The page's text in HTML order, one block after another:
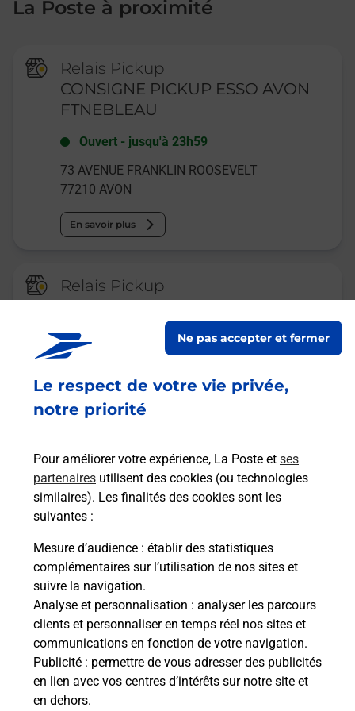
Le respect de votre vie privée,
notre priorité
Pour améliorer votre expérience, La Poste et ses
partenaires utilisent des cookies (ou technologies
similaires). Les finalités des cookies sont les
suivantes :
Mesure d’audience : établir des statistiques
complémentaires sur l’utilisation de nos sites et
suivre la navigation.
Analyse et personnalisation : analyser les parcours
clients et personnaliser en temps réel nos sites et
communications en fonction de votre navigation.
Publicité : permettre de vous adresser des publicités
en lien avec vos centres d’intérêts sur notre site et
en dehors.
Ne pas accepter et fermer
La Poste à proximité
Relais Pickup
CONSIGNE PICKUP ESSO AVON
FTNEBLEAU
Ouvert - jusqu'à 23h59
73 AVENUE FRANKLIN ROOSEVELT
77210 AVON
En savoir plus
Relais Pickup
CONSIGNE PICKUP GARE
FONTAINEBLEAU
jusqu'à 23h59
16 PLACE DE LA GARE
A L EXTERIEUR SUR LA VOIE 2
En savoir plus
Malin !
La Poste
en ligne
Ouvert 24h/24
En savoir plus